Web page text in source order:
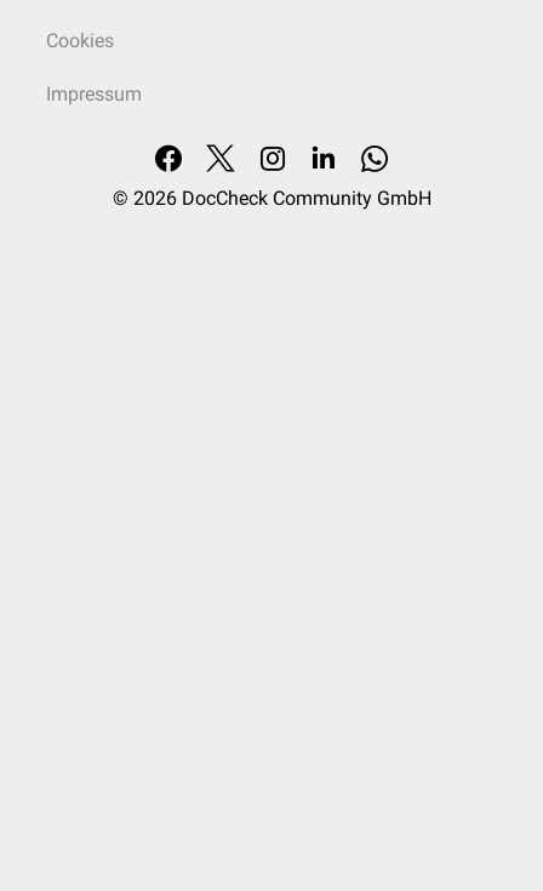
Cookies
Impressum
© 2026 DocCheck Community GmbH